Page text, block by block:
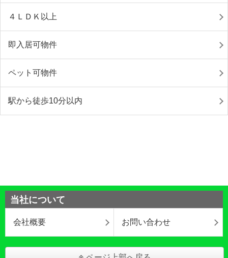
４ＬＤＫ以上
即入居可物件
ペット可物件
駅から徒歩10分以内
当社について
会社概要 お問い合わせ